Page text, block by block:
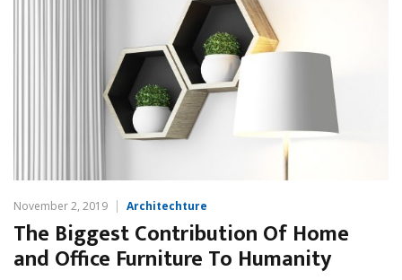
November 2, 2019 Architechture
The Biggest Contribution Of Home
and Office Furniture To Humanity